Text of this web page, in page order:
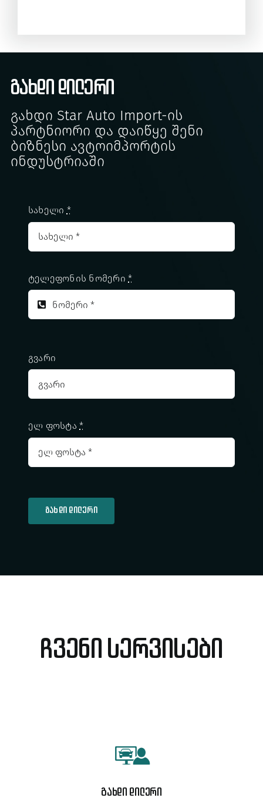
გახდი დილერი
Გახდი Star Auto Import-Ის
Პარტნიორი Და Დაიწყე Შენი
Ბიზნესი Ავტოიმპორტის
Ინდუსტრიაში
სახელი *
ტელეფონის ნომერი *
გვარი
ელ ფოსტა*
გახდი დილერი
ჩვენი სერვისები
გახდი დილერი